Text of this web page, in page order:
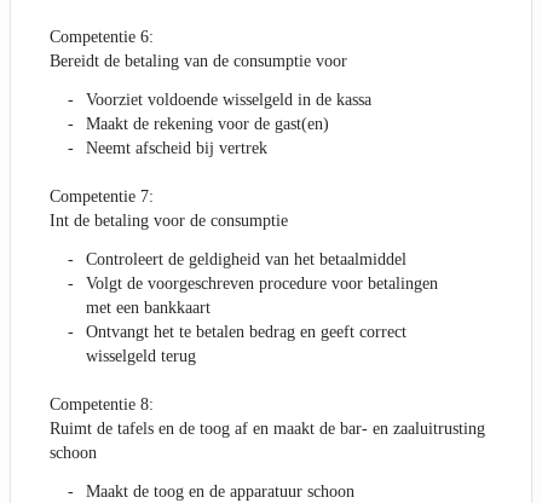
Competentie 6:
Bereidt de betaling van de consumptie voor
Voorziet voldoende wisselgeld in de kassa
Maakt de rekening voor de gast(en)
Neemt afscheid bij vertrek
Competentie 7:
Int de betaling voor de consumptie
Controleert de geldigheid van het betaalmiddel
Volgt de voorgeschreven procedure voor betalingen
met een bankkaart
Ontvangt het te betalen bedrag en geeft correct
wisselgeld terug
Competentie 8:
Ruimt de tafels en de toog af en maakt de bar- en zaaluitrusting
schoon
Maakt de toog en de apparatuur schoon